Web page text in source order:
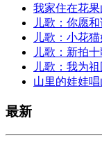
我家住在花
儿歌：你愿
儿歌：小花
儿歌：新拍
儿歌：我为
山里的娃娃
最新